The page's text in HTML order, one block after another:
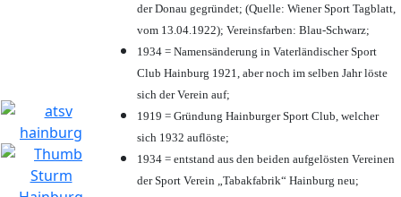
der Donau gegründet; (Quelle: Wiener Sport Tagblatt,
vom 13.04.1922); Vereinsfarben: Blau-Schwarz;
1934 = Namensänderung in Vaterländischer Sport
Club Hainburg 1921, aber noch im selben Jahr löste
sich der Verein auf;
1919 = Gründung Hainburger Sport Club, welcher
sich 1932 auflöste;
1934 = entstand aus den beiden aufgelösten Vereinen
der Sport Verein „Tabakfabrik“ Hainburg neu;